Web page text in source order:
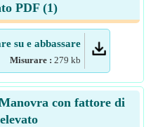
PDF (1)
su e abbassare
Misurare : 279 kb
con fattore di